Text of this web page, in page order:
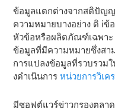
ข้อมูลแตกต่างจากสติปัญ
ความหมายบางอย่าง ดิ iข้
หัวข้อหรือผลิตภัณฑ์เฉพาะ
ข้อมูลที่มีความหมายซึ่งสา
การแปลงข้อมูลที่รวบรวม
งดําเนินการหน่วยการวิเค
มีซอฟต์แวร์ข่าวกรองตลา